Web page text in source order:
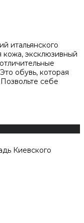
итальянского
кожа, эксклюзивный
обувь, которая
себе
Киевского